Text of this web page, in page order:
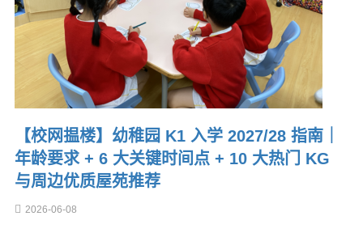
【校网揾楼】幼稚园 K1 入学 2027/28 指南｜
年龄要求 + 6 大关键时间点 + 10 大热门 KG
与周边优质屋苑推荐
2026-06-08